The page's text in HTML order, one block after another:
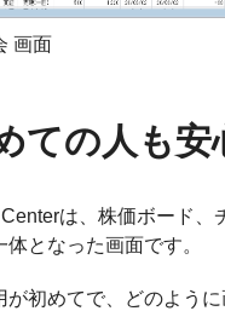
画面
ての人も安
は、株価ボード、
となった画面です。
が初めてで、どのよう